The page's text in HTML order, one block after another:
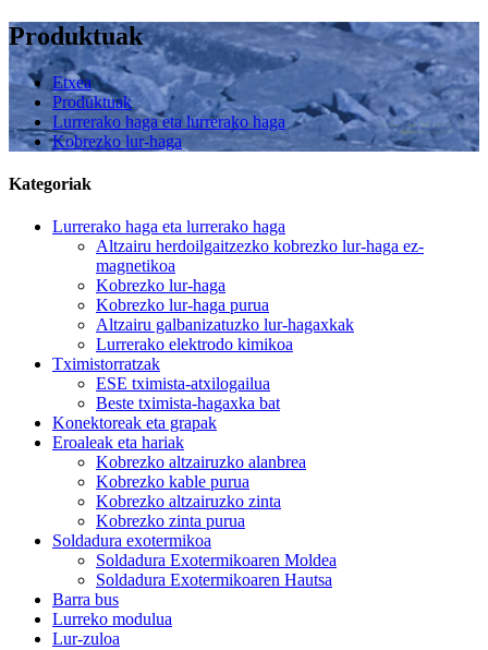
Produktuak
Etxea
Produktuak
Lurrerako haga eta lurrerako haga
Kobrezko lur-haga
Kategoriak
Lurrerako haga eta lurrerako haga
Altzairu herdoilgaitzezko kobrezko lur-haga ez-
magnetikoa
Kobrezko lur-haga
Kobrezko lur-haga purua
Altzairu galbanizatuzko lur-hagaxkak
Lurrerako elektrodo kimikoa
Tximistorratzak
ESE tximista-atxilogailua
Beste tximista-hagaxka bat
Konektoreak eta grapak
Eroaleak eta hariak
Kobrezko altzairuzko alanbrea
Kobrezko kable purua
Kobrezko altzairuzko zinta
Kobrezko zinta purua
Soldadura exotermikoa
Soldadura Exotermikoaren Moldea
Soldadura Exotermikoaren Hautsa
Barra bus
Lurreko modulua
Lur-zuloa